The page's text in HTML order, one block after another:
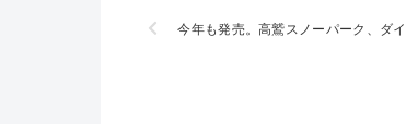
今年も発売。高鷲スノーパーク、ダ